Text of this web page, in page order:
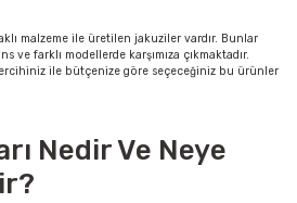
malzeme ile üretilen jakuziler vardır. Bunlar
ve farklı modellerde karşımıza çıkmaktadır.
ile bütçenize göre seçeceğiniz bu ürünler
Nedir Ve Neye